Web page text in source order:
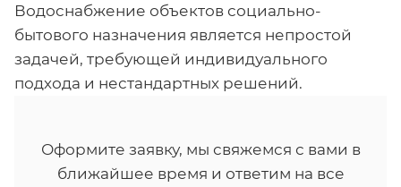
Водоснабжение объектов социально-
бытового назначения является непростой
задачей, требующей индивидуального
подхода и нестандартных решений.
Оформите заявку, мы свяжемся с вами в
ближайшее время и ответим на все